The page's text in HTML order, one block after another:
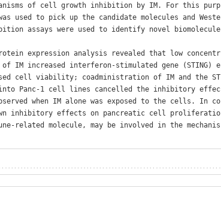
of cell growth inhibition by IM. For this purp
used to pick up the candidate molecules and Weste
assays were used to identify novel biomolecule
expression analysis revealed that low concentr
of IM increased interferon-stimulated gene (STING) e
cell viability; coadministration of IM and the ST
Panc-1 cell lines cancelled the inhibitory effec
when IM alone was exposed to the cells. In co
inhibitory effects on pancreatic cell proliferatio
related molecule, may be involved in the mechanis